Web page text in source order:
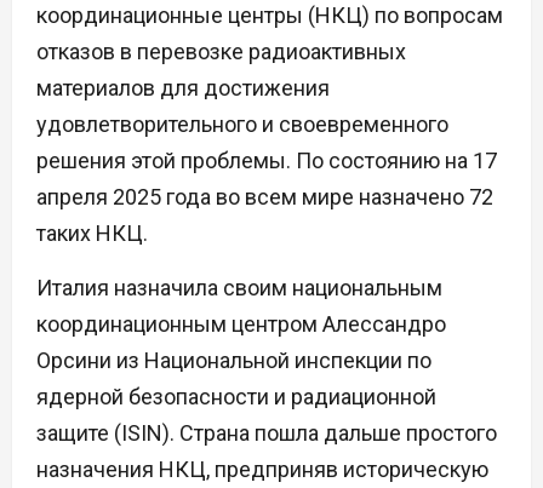
координационные центры (НКЦ) по вопросам
отказов в перевозке радиоактивных
материалов для достижения
удовлетворительного и своевременного
решения этой проблемы. По состоянию на 17
апреля 2025 года во всем мире назначено 72
таких НКЦ.
Италия назначила своим национальным
координационным центром Алессандро
Орсини из Национальной инспекции по
ядерной безопасности и радиационной
защите (ISIN). Страна пошла дальше простого
назначения НКЦ, предприняв историческую